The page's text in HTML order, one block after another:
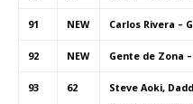
91 NEW Carlos Rivera –
92 NEW Gente de Zona
93 62
Steve Aoki,